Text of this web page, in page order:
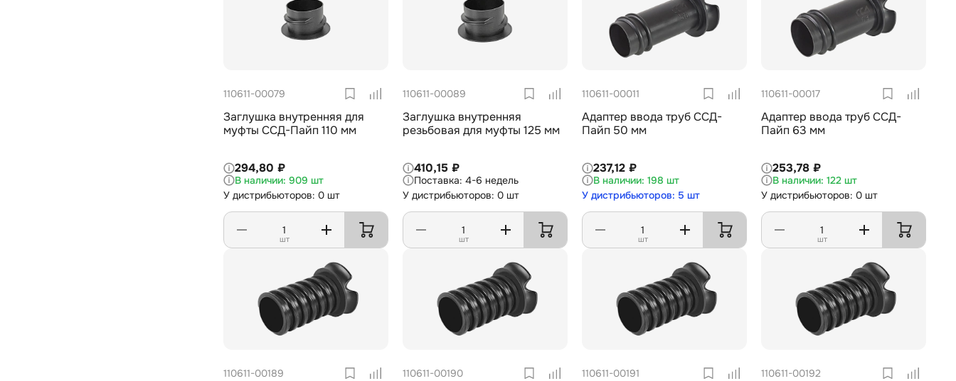
110611-00079
Заглушка внутренняя для
муфты ССД-Пайп 110 мм
294,80 ₽
909 шт
У дистрибьюторов: 0 шт
шт
110611-00089
Заглушка внутренняя
резьбовая для муфты 125 мм
410,15 ₽
4-6 недель
У дистрибьюторов: 0 шт
шт
110611-00011
Адаптер ввода труб ССД-
Пайп 50 мм
237,12 ₽
198 шт
У дистрибьюторов: 5 шт
шт
110611-00017
Адаптер ввода труб ССД-
Пайп 63 мм
253,78 ₽
122 шт
У дистрибьюторов: 0 шт
шт
110611-00189 110611-00190 110611-00191 110611-00192